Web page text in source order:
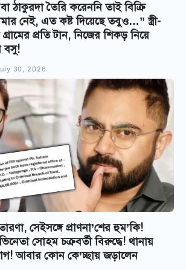
ঠাকুরদা তৈরি করেননি তাই বিক্রি
নেই, এত কষ্ট দিয়েছে তবুও…” স্ত্রী-
প্রতি টান, নিজের শিকড় নিয়ে
বসু!
30, 2026
সেইসঙ্গে প্রাণনা’শের হুম’কি!
সোহম চক্রবর্তী বিরুদ্ধে! থানায়
আবার কোন কে’চ্ছায় জড়ালেন